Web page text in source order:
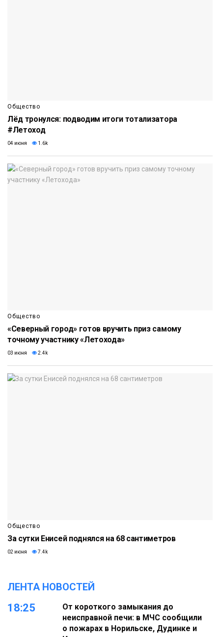
Общество
Лёд тронулся: подводим итоги тотализатора
#Летоход
04 июня 1.6k
Общество
«Северный город» готов вручить приз самому
точному участнику «Летохода»
03 июня 2.4k
Общество
За сутки Енисей поднялся на 68 сантиметров
02 июня 7.4k
ЛЕНТА НОВОСТЕЙ
18:25
От короткого замыкания до
неисправной печи: в МЧС сообщили
о пожарах в Норильске, Дудинке и